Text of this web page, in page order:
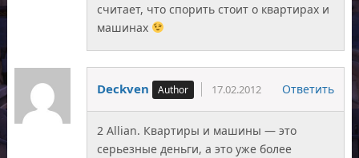
считает, что спорить стоит о квартирах и
машинах
Deckven 17.02.2012 Ответить
2 Allian. Квартиры и машины — это
серьезные деньги, а это уже более